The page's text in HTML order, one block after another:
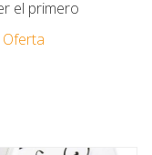
el primero